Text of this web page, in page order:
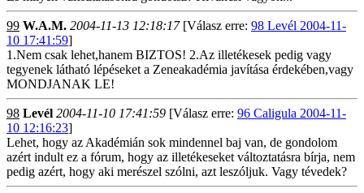
99 W.A.M. 2004-11-13 12:18:17[Válasz erre: 98 Levél 2004-11-
10 17:41:59]
1.Nem csak lehet,hanem BIZTOS! 2.Az illetékesek pedig vagy
tegyenek látható lépéseket a Zeneakadémia javítása érdekében,vagy
MONDJANAK LE!
98 Levél 2004-11-10 17:41:59 [Válasz erre: 96 Caligula 2004-11-
10 12:16:23]
Lehet, hogy az Akadémián sok mindennel baj van, de gondolom
azért indult ez a fórum, hogy az illetékeseket változtatásra bírja, nem
pedig azért, hogy aki merészel szólni, azt leszóljuk. Vagy tévedek?